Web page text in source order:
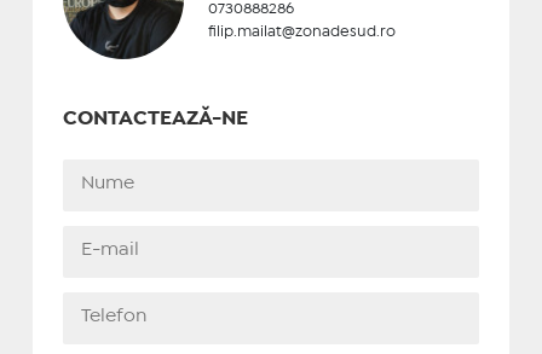
0730888286
filip.mailat@zonadesud.ro
CONTACTEAZĂ-NE